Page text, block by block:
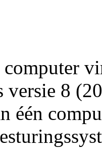
versie 8
één